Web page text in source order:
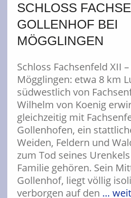
SCHLOSS
GOLLENHOF BEI
MÖGGLINGEN
Schloss Fachsenfeld XII
Mögglingen: etwa 8 km
südwestlich von
Wilhelm von Koenig
gleichzeitig mit
Gollenhofen, ein
Weiden, Feldern und
zum Tod seines
Familie gehören. Sein
Gollenhof, liegt völlig
verborgen auf den …